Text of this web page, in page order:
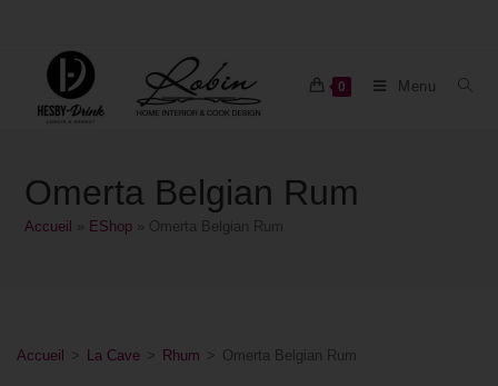
0 Menu
Omerta Belgian Rum
Accueil EShop Omerta Belgian Rum
Accueil > La Cave > Rhum > Omerta Belgian Rum